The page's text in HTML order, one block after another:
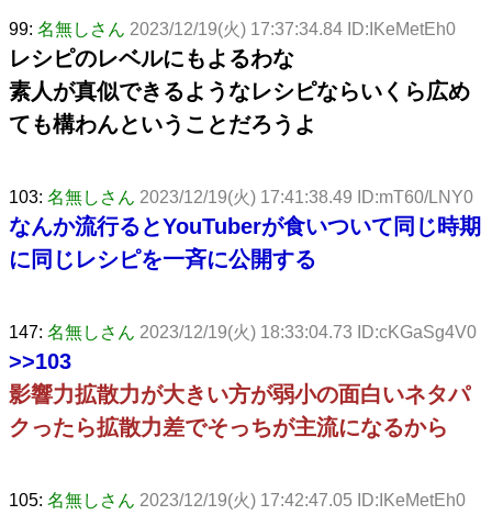
99: 名無しさん 2023/12/19(火) 17:37:34.84 ID:IKeMetEh0
レシピのレベルにもよるわな
素人が真似できるようなレシピならいくら広め
ても構わんということだろうよ
103: 名無しさん 2023/12/19(火) 17:41:38.49 ID:mT60/LNY0
なんか流行るとYouTuberが食いついて同じ時期
に同じレシピを一斉に公開する
147: 名無しさん 2023/12/19(火) 18:33:04.73 ID:cKGaSg4V0
>>103
影響力拡散力が大きい方が弱小の面白いネタパ
クったら拡散力差でそっちが主流になるから
105: 名無しさん 2023/12/19(火) 17:42:47.05 ID:IKeMetEh0